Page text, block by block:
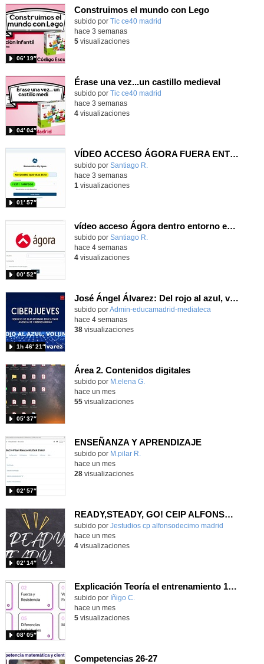
Construimos el mundo con Lego
subido por Tic ce40 madrid
06′ 19″
hace 3 semanas
5visualizaciones
Érase una vez...un castillo medieval
subido por Tic ce40 madrid
04′ 04″
hace 3 semanas
4visualizaciones
VÍDEO ACCESO ÁGORA FUERA ENTORNO ESCUELA
Contenido educativo.
subido por Santiago R.
01′ 57″
hace 3 semanas
1 visualizaciones
vídeo acceso Ágora dentro entorno escuela
Contenido educativo.
subido por Santiago R.
00′ 52″
hace 4 semanas
4visualizaciones
José Ángel Álvarez: Del rojo al azul, volumen III
subido porAdmin-educamadrid-mediateca
1h 46′ 21″
hace 4 semanas
38visualizaciones
Área 2. Contenidos digitales
Contenido educativo.
subido por M.elena G.
05′ 37″
hace un mes
55visualizaciones
ENSEÑANZA Y APRENDIZAJE
Contenido educativo.
subido por M.pilar R.
02′ 57″
hace un mes
28visualizaciones
READY,STEADY, GO! CEIP ALFONSO X EL SABIO
Contenido educativo.
subido por Jestudios cp alfonsodecimo madrid
02′ 14″
hace un mes
4visualizaciones
Explicación Teoría el entrenamiento 1º Bachillerato (IA)
Contenido educativo.
subido por Iñigo C.
08′ 05″
hace un mes
5visualizaciones
Competencias 26-27- Contenido educativo